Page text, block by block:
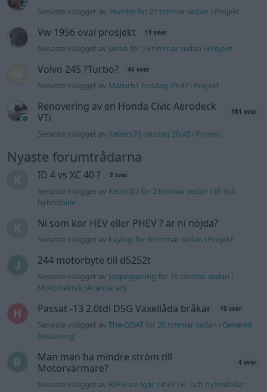
Senaste inlägget av 16vt4m för 21 timmar sedan i Projekt
Vw 1956 oval prosjekt 11 svar
Senaste inlägget av jarleb för 23 timmar sedan i Projekt
Volvo 245 ?Turbo? 40 svar
Senaste inlägget av Marurb1 onsdag 23:42 i Projekt
Renovering av en Honda Civic Aerodeck
VTi
181 svar
Senaste inlägget avXebers76 onsdag 20:48 i Projekt
Nyaste forumtrådarna
ID 4 vs XC 40 ? 2 svar
Senaste inlägget av KenthIJ2 för 2 timmar sedan i El- och
hybridbilar
Ni som kör HEV eller PHEV ? är ni nöjda?
Senaste inlägget av kaykay för 9 timmar sedan i Projekt
244 motorbyte till d5252t
Senaste inlägget av Jeppegaming för 16 timmar sedan i
Motorteknik (Avancerad)
Passat -13 2.0tdi DSG Växellåda bråkar 10 svar
Senaste inlägget avThe-GOAT för 20 timmar sedan i Generell
felsökning
Man man ha mindre ström till
Motorvärmare?
4 svar
Senaste inlägget av BilFixare Igår 14:37 i El- och hybridbilar